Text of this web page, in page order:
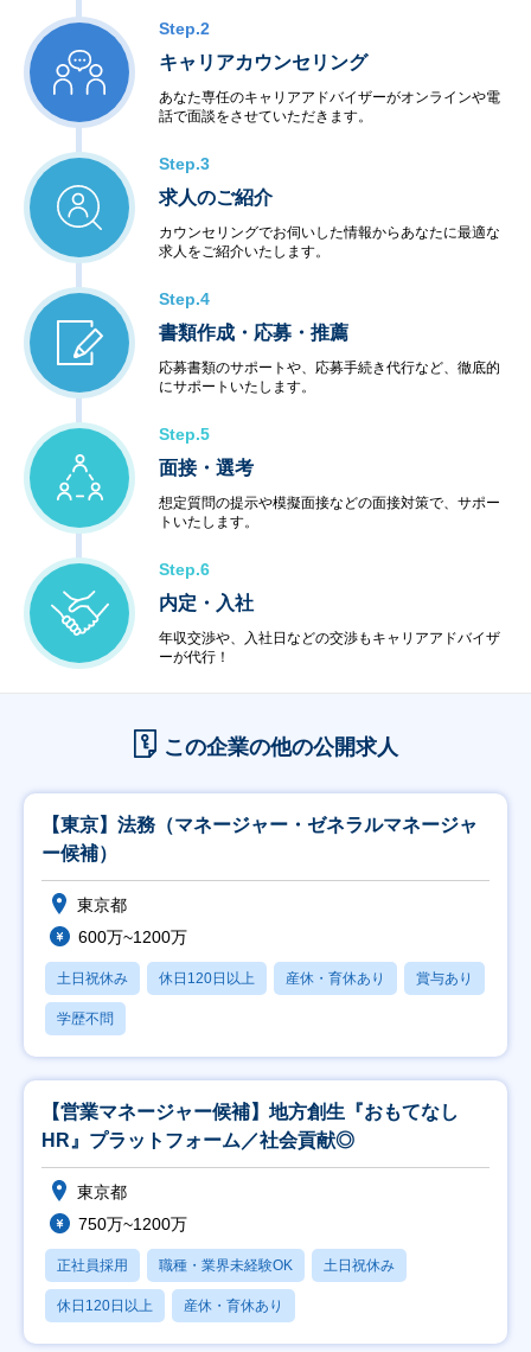
Step.2
キャリアカウンセリング
あなた専任のキャリアアドバイザーがオンラインや電
話で面談をさせていただきます。
Step.3
求人のご紹介
カウンセリングでお伺いした情報からあなたに最適な
求人をご紹介いたします。
Step.4
書類作成・応募・推薦
応募書類のサポートや、応募手続き代行など、徹底的
にサポートいたします。
Step.5
面接・選考
想定質問の提示や模擬面接などの面接対策で、サポー
トいたします。
Step.6
内定・入社
年収交渉や、入社日などの交渉もキャリアアドバイザ
ーが代行！
この企業の他の公開求人
【東京】法務（マネージャー・ゼネラルマネージャ
ー候補）
東京都
600万~1200万
土日祝休み 休日120日以上 産休・育休あり 賞与あり
学歴不問
【営業マネージャー候補】地方創生『おもてなし
HR』プラットフォーム／社会貢献◎
東京都
750万~1200万
正社員採用 職種・業界未経験OK 土日祝休み
休日120日以上 産休・育休あり